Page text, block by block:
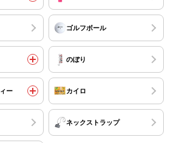
ゴルフボール
のぼり
ー カイロ
ネックストラップ